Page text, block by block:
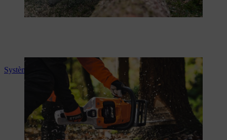
Systèmes anti-vibrations